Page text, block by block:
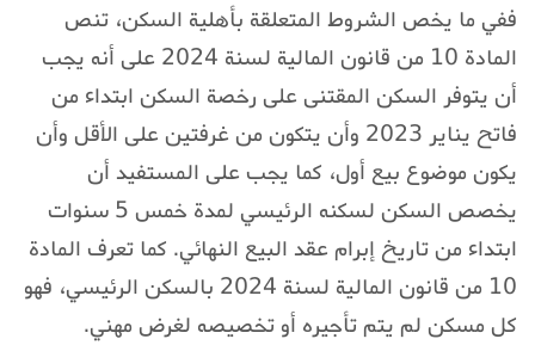
ففي ما يخص الشروط المتعلقة بأهلية السكن، تنص
المادة 10 من قانون المالية لسنة 2024 على أنه يجب
أن يتوفر السكن المقتنى على رخصة السكن ابتداء من
فاتح يناير 2023 وأن يتكون من غرفتين على الأقل وأن
يكون موضوع بيع أول، كما يجب على المستفيد أن
يخصص السكن لسكنه الرئيسي لمدة خمس 5 سنوات
ابتداء من تاريخ إبرام عقد البيع النهائي. كما تعرف المادة
10 من قانون المالية لسنة 2024 بالسكن الرئيسي، فهو
كل مسكن لم يتم تأجيره أو تخصيصه لغرض مهني.